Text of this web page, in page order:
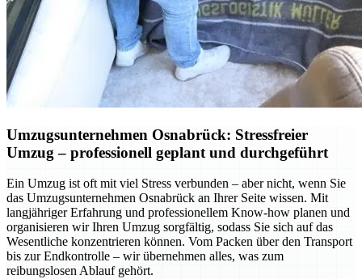
Umzugsunternehmen Osnabrück: Stressfreier
Umzug – professionell geplant und durchgeführt
Ein Umzug ist oft mit viel Stress verbunden – aber nicht, wenn Sie
das Umzugsunternehmen Osnabrück an Ihrer Seite wissen. Mit
langjähriger Erfahrung und professionellem Know-how planen und
organisieren wir Ihren Umzug sorgfältig, sodass Sie sich auf das
Wesentliche konzentrieren können. Vom Packen über den Transport
bis zur Endkontrolle – wir übernehmen alles, was zum
reibungslosen Ablauf gehört.